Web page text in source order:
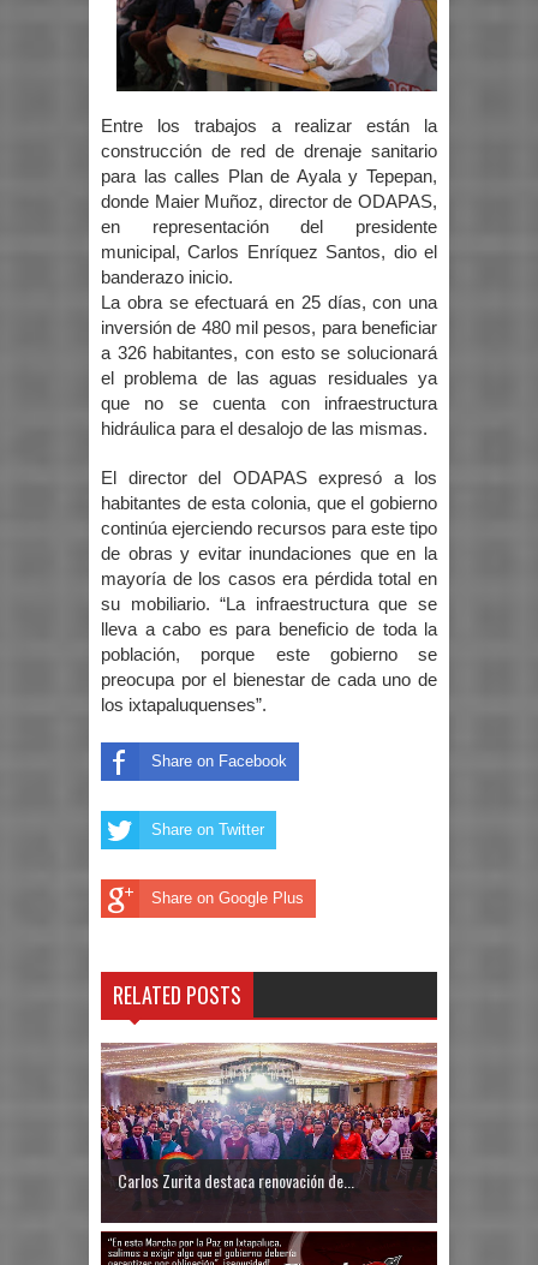
Entre los trabajos a realizar están la
construcción de red de drenaje sanitario
para las calles Plan de Ayala y Tepepan,
donde Maier Muñoz, director de ODAPAS,
en representación del presidente
municipal, Carlos Enríquez Santos, dio el
banderazo inicio.
La obra se efectuará en 25 días, con una
inversión de 480 mil pesos, para beneficiar
a 326 habitantes, con esto se solucionará
el problema de las aguas residuales ya
que no se cuenta con infraestructura
hidráulica para el desalojo de las mismas.
El director del ODAPAS expresó a los
habitantes de esta colonia, que el gobierno
continúa ejerciendo recursos para este tipo
de obras y evitar inundaciones que en la
mayoría de los casos era pérdida total en
su mobiliario. “La infraestructura que se
lleva a cabo es para beneficio de toda la
población, porque este gobierno se
preocupa por el bienestar de cada uno de
los ixtapaluquenses”.
Share on Facebook
Share on Twitter
Share on Google Plus
RELATED POSTS
Carlos Zurita destaca renovación de...